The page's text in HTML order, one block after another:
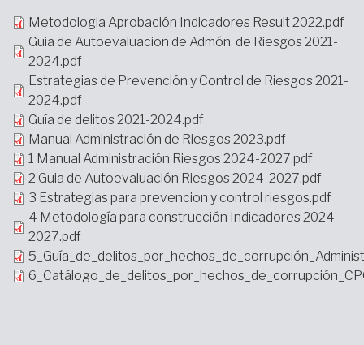
Archivo
Metodologia Aprobación Indicadores Result 2022.pdf
Guia de Autoevaluacion de Admón. de Riesgos 2021-
2024.pdf
Estrategias de Prevención y Control de Riesgos 2021-
2024.pdf
Guía de delitos 2021-2024.pdf
Manual Administración de Riesgos 2023.pdf
1 Manual Administración Riesgos 2024-2027.pdf
2 Guia de Autoevaluación Riesgos 2024-2027.pdf
3 Estrategias para prevencion y control riesgos.pdf
4 Metodología para construcción Indicadores 2024-
2027.pdf